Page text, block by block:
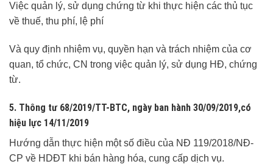
Việc quản lý, sử dụng chứng từ khi thực hiện các thủ tục
về thuế, thu phí, lệ phí
Và quy định nhiệm vụ, quyền hạn và trách nhiệm của cơ
quan, tổ chức, CN trong việc quản lý, sử dụng HĐ, chứng
từ.
5. Thông tư 68/2019/TT-BTC, ngày ban hành 30/09/2019,có
hiệu lực 14/11/2019
Hướng dẫn thực hiện một số điều của NĐ 119/2018/NĐ-
CP về HDĐT khi bán hàng hóa, cung cấp dịch vụ.